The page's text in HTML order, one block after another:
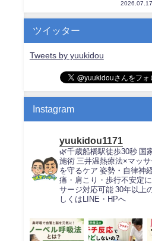
2026.07.17
ツイッター
Tweets by yuukidou
Instagram
yuukidou1171
🌿千歳船橋駅徒歩30秒国
施術三井温熱療法×マッサ
を守るケア 姿勢・自律神
痛・肩こり・歩行不安定に
サージ対応可能30年以上
しくはLINE・HPへ